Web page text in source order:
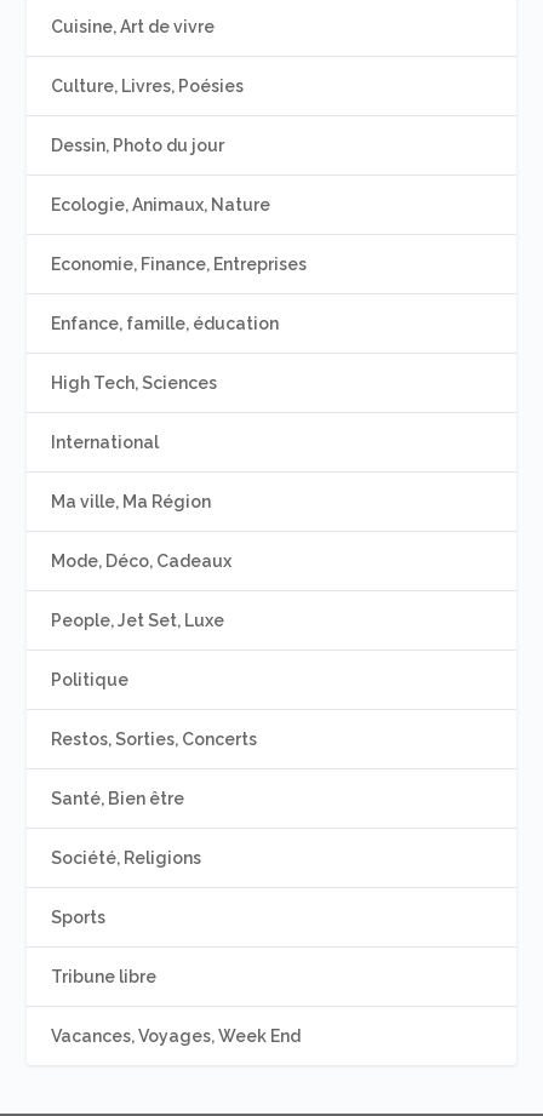
Cuisine, Art de vivre
Culture, Livres, Poésies
Dessin, Photo du jour
Ecologie, Animaux, Nature
Economie, Finance, Entreprises
Enfance, famille, éducation
High Tech, Sciences
International
Ma ville, Ma Région
Mode, Déco, Cadeaux
People, Jet Set, Luxe
Politique
Restos, Sorties, Concerts
Santé, Bien être
Société, Religions
Sports
Tribune libre
Vacances, Voyages, Week End